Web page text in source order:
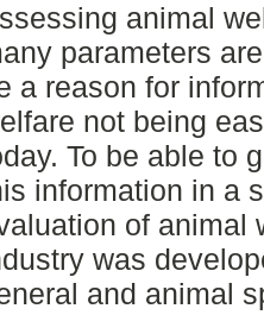
animal
parameters
a reason for
not being
To be able to
information in a
of animal
was
and animal